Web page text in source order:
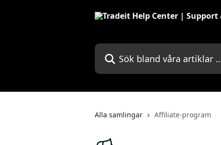
Sök bland våra artiklar …
Alla samlingar Affiliate-program